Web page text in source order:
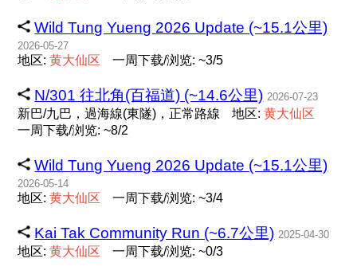
Wild Tung Yueng 2026 Update (~15.1公里)
2026-05-27
地区:黄大仙区 一周下载/浏览: ~3/5
N/301 往北角(百福道) (~14.6公里) 2026-07-23
新巴/九巴，過海線(東隧)，正常路線 地区:黄大仙区
一周下载/浏览: ~8/2
Wild Tung Yueng 2026 Update (~15.1公里)
2026-05-14
地区:黄大仙区 一周下载/浏览: ~3/4
Kai Tak Community Run (~6.7公里) 2025-04-30
地区:黄大仙区 一周下载/浏览: ~0/3